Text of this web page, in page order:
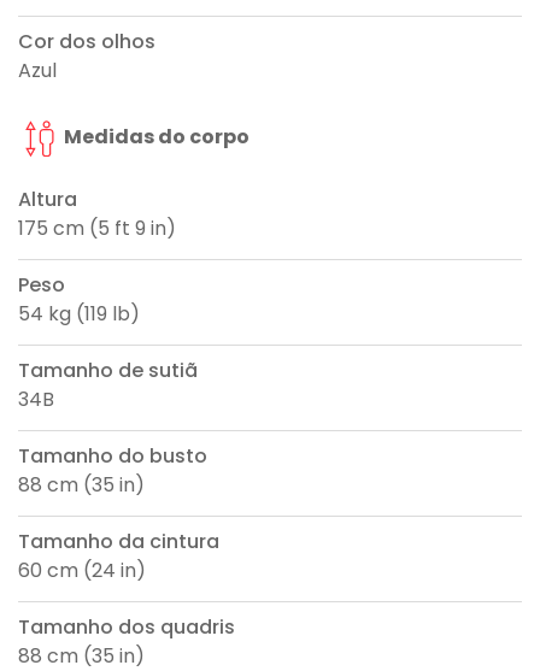
Cor dos olhos
Azul
Medidas do corpo
Altura
175 cm (5 ft 9 in)
Peso
54 kg (119 lb)
Tamanho de sutiã
34B
Tamanho do busto
88 cm (35 in)
Tamanho da cintura
60 cm (24 in)
Tamanho dos quadris
88 cm (35 in)